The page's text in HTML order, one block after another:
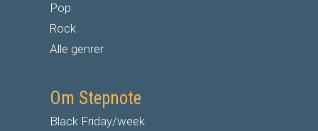
Pop
Rock
Alle genrer
Om Stepnote
Black Friday/week